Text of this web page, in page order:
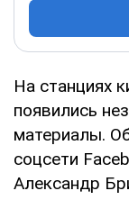
На станциях
появились
материалы.
соцсети
Александр